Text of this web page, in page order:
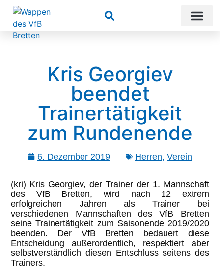
Suchen
Kris Georgiev
beendet
Trainertätigkeit
zum Rundenende
6. Dezember 2019 Herren, Verein
(kri) Kris Georgiev, der Trainer der 1. Mannschaft
des VfB Bretten, wird nach 12 extrem
erfolgreichen Jahren als Trainer bei
verschiedenen Mannschaften des VfB Bretten
seine Trainertätigkeit zum Saisonende 2019/2020
beenden. Der VfB Bretten bedauert diese
Entscheidung außerordentlich, respektiert aber
selbstverständlich diesen Entschluss seitens des
Trainers.